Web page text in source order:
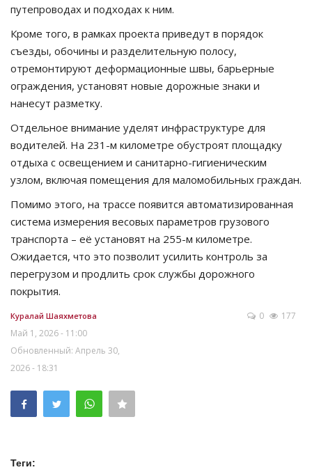
путепроводах и подходах к ним.
Кроме того, в рамках проекта приведут в порядок
съезды, обочины и разделительную полосу,
отремонтируют деформационные швы, барьерные
ограждения, установят новые дорожные знаки и
нанесут разметку.
Отдельное внимание уделят инфраструктуре для
водителей. На 231-м километре обустроят площадку
отдыха с освещением и санитарно-гигиеническим
узлом, включая помещения для маломобильных граждан.
Помимо этого, на трассе появится автоматизированная
система измерения весовых параметров грузового
транспорта – её установят на 255-м километре.
Ожидается, что это позволит усилить контроль за
перегрузом и продлить срок службы дорожного
покрытия.
Куралай Шаяхметова
Май 1, 2026 - 11:00
Обновленный: Апрель 30,
2026 - 18:31
0 177
Теги: